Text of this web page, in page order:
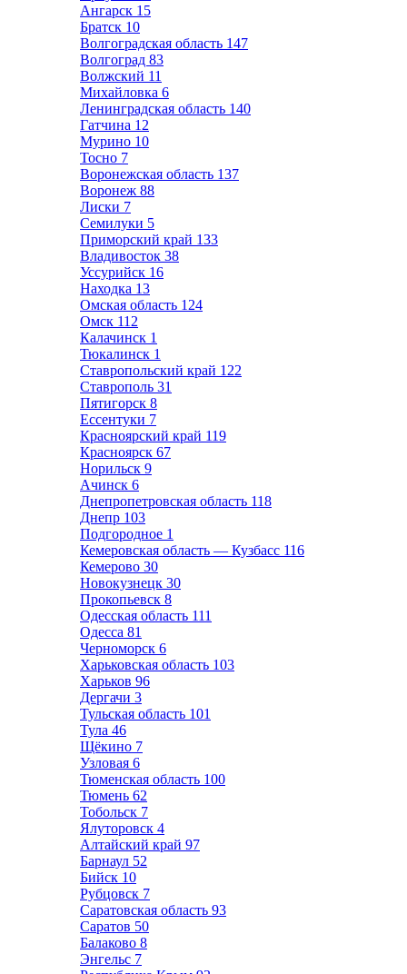
Ангарск 15
Братск 10
Волгоградская область 147
Волгоград 83
Волжский 11
Михайловка 6
Ленинградская область 140
Гатчина 12
Мурино 10
Тосно 7
Воронежская область 137
Воронеж 88
Лиски 7
Семилуки 5
Приморский край 133
Владивосток 38
Уссурийск 16
Находка 13
Омская область 124
Омск 112
Калачинск 1
Тюкалинск 1
Ставропольский край 122
Ставрополь 31
Пятигорск 8
Ессентуки 7
Красноярский край 119
Красноярск 67
Норильск 9
Ачинск 6
Днепропетровская область 118
Днепр 103
Подгородное 1
Кемеровская область — Кузбасс 116
Кемерово 30
Новокузнецк 30
Прокопьевск 8
Одесская область 111
Одесса 81
Черноморск 6
Харьковская область 103
Харьков 96
Дергачи 3
Тульская область 101
Тула 46
Щёкино 7
Узловая 6
Тюменская область 100
Тюмень 62
Тобольск 7
Ялуторовск 4
Алтайский край 97
Барнаул 52
Бийск 10
Рубцовск 7
Саратовская область 93
Саратов 50
Балаково 8
Энгельс 7